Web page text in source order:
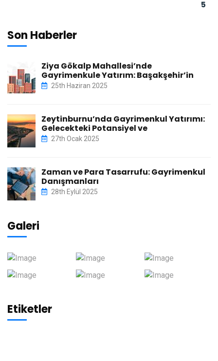
5
Son Haberler
Ziya Gökalp Mahallesi’nde
Gayrimenkule Yatırım: Başakşehir’in
25th Haziran 2025
Zeytinburnu’nda Gayrimenkul Yatırımı:
Gelecekteki Potansiyel ve
27th Ocak 2025
Zaman ve Para Tasarrufu: Gayrimenkul
Danışmanları
28th Eylül 2025
Galeri
Etiketler